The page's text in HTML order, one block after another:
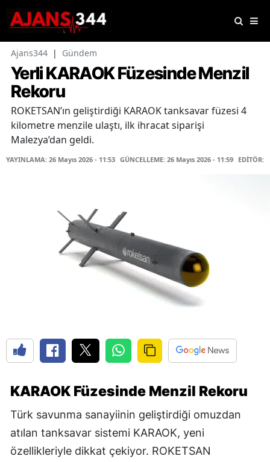
Ajans344 | Gündem
Yerli KARAOK Füzesinde Menzil
Rekoru
ROKETSAN’ın geliştirdiği KARAOK tanksavar füzesi 4
kilometre menzile ulaştı, ilk ihracat siparişi
Malezya’dan geldi.
YAYINLAMA: 26 Mayıs 2026 - 11:53 GÜNCELLEME: 26 Mayıs 2026 - 11:59 EDİTÖR:
KARAOK Füzesinde Menzil Rekoru
Türk savunma sanayiinin geliştirdiği omuzdan
atılan tanksavar sistemi KARAOK, yeni
özellikleriyle dikkat çekiyor. ROKETSAN